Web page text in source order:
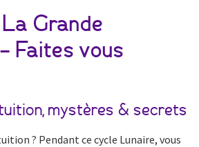
Grande
Faites vous
mystères & secrets
? Pendant ce cycle Lunaire, vous